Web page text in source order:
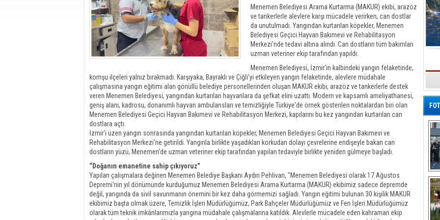
Menemen Belediyesi Arama Kurtarma (MAKUR) ekibi, arazöz
ve tankerlerle alevlere karşı mücadele verirken, can dostlar
da unutulmadı. Yangından kurtarılan köpekler, Menemen
Belediyesi Geçici Hayvan Bakımevi ve Rehabilitasyon
Merkezi'nde tedavi altına alındı. Can dostların tüm bakımları
uzman veteriner ekip tarafından yapıldı.
Menemen Belediyesi, İzmir'in kalbindeki yangın felaketinde,
komşu ilçeleri yalnız bırakmadı. Karşıyaka, Bayraklı ve Çiğli'yi etkileyen yangın felaketinde, alevlere müdahale
çalışmasına yangın eğitimi alan gönüllü belediye personellerinden oluşan MAKUR ekibi, arazöz ve tankerlerle destek
veren Menemen Belediyesi, yangından kurtarılan hayvanlara da şefkat elini uzattı. Modern ve kapsamlı ameliyathanesi,
geniş alanı, kadrosu, donanımlı hayvan ambulansları ve temizliğiyle Türkiye'de örnek gösterilen noktalardan biri olan
Menemen Belediyesi Geçici Hayvan Bakımevi ve Rehabilitasyon Merkezi, kapılarını bu kez yangından kurtarılan can
dostlara açtı.
İzmir'i üzen yangın sonrasında yangından kurtarılan köpekler, Menemen Belediyesi Geçici Hayvan Bakımevi ve
Rehabilitasyon Merkezi'ne getirildi. Yangınla birlikte yaşadıkları korkudan dolayı çevrelerine endişeyle bakan can
dostların yüzü, Menemen'de uzman veteriner ekip tarafından yapılan tedaviyle birlikte yeniden gülmeye başladı.
“Doğanın emanetine sahip çıkıyoruz”
Yapılan çalışmalara değinen Menemen Belediye Başkanı Aydın Pehlivan, "Menemen Belediyesi olarak 17 Ağustos
Depremi'nin yıl dönümünde kurduğumuz Menemen Belediyesi Arama Kurtarma (MAKUR) ekibimiz sadece depremde
değil, yangında da sivil savunmanın önemini bir kez daha görmemizi sağladı. Yangın eğitimi bulunan 30 kişilik MAKUR
ekibimiz başta olmak üzere, Temizlik İşleri Müdürlüğümüz, Park Bahçeler Müdürlüğümüz ve Fen İşleri Müdürlüğümüz
olarak tüm teknik imkânlarımızla yangına müdahale çalışmalarına katıldık. Alevlerle mücadele eden kahraman ekip